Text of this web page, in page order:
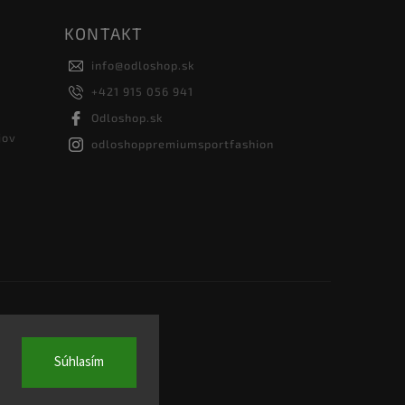
Súhlasím
KONTAKT
info@odloshop.sk
+421 915 056 941
Odloshop.sk
odloshoppremiumsportfashion